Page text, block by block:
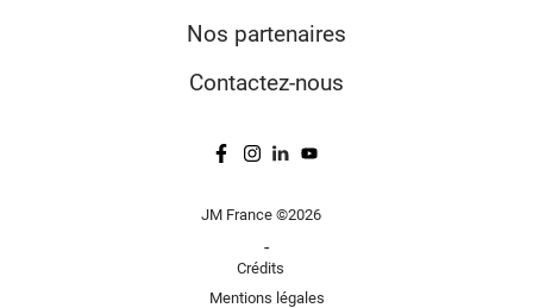
Nos partenaires
Contactez-nous
JM France ©2026
-
Crédits
Mentions légales